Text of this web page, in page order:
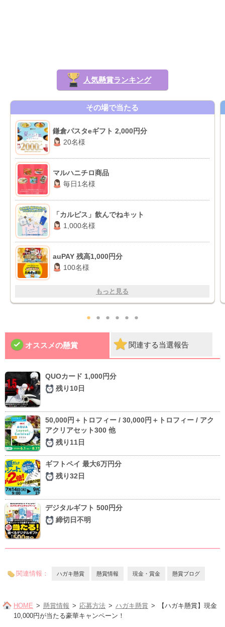
人気懸賞ランキング
その場で当たる
鎌倉パスタeギフト 2,000円分
20名様
マルハニチロ商品
毎日1名様
「カルピス」飲んでねキット
1,000名様
auPAY 残高1,000円分
100名様
もっと見る
● ● ● ● ● ●
オススメの懸賞 関連する当選報告
QUOカード 1,000円分
残り10日
50,000円＋トロフィー / 30,000円＋トロフィー / アク
アクリアセット300 他
残り11日
ギフトペイ 最大6万円分
残り32日
デジタルギフト 500円分
締切日不明
関連情報： ハガキ懸賞 懸賞情報 現金・賞金 懸賞ブログ
HOME 懸賞情報 応募方法 ハガキ懸賞
【ハガキ懸賞】現金
10,000円が当たる豪華キャンペーン！